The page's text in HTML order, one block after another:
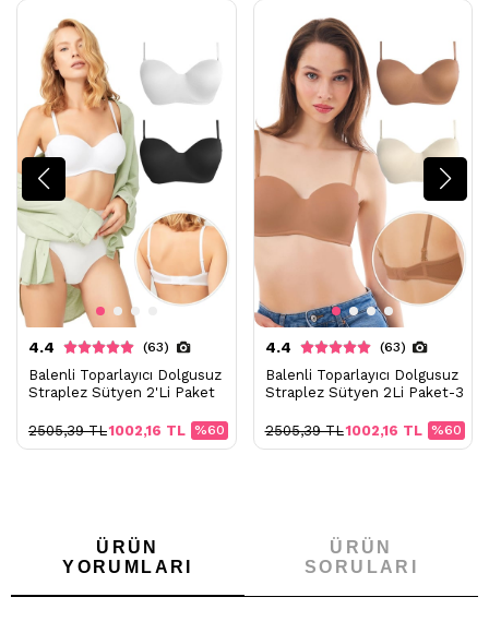
4.4 (63)
Balenli Toparlayıcı Dolgusuz
Straplez Sütyen 2'Li Paket
%60
1002,16 TL
2505,39 TL
4.4 (63)
Balenli Toparlayıcı Dolgusuz
Straplez Sütyen 2Li Paket-3
%60
1002,16 TL
2505,39 TL
ÜRÜN
YORUMLARI
ÜRÜN
SORULARI